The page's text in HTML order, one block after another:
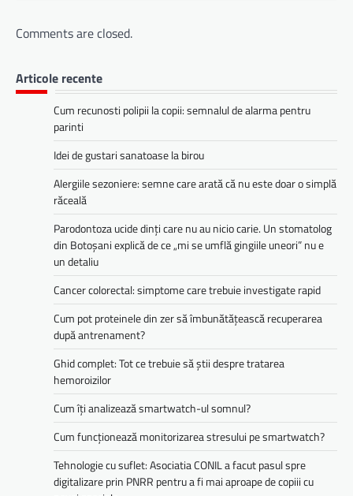
Comments are closed.
Articole recente
Cum recunosti polipii la copii: semnalul de alarma pentru
parinti
Idei de gustari sanatoase la birou
Alergiile sezoniere: semne care arată că nu este doar o simplă
răceală
Parodontoza ucide dinți care nu au nicio carie. Un stomatolog
din Botoșani explică de ce „mi se umflă gingiile uneori” nu e
un detaliu
Cancer colorectal: simptome care trebuie investigate rapid
Cum pot proteinele din zer să îmbunătățească recuperarea
după antrenament?
Ghid complet: Tot ce trebuie să știi despre tratarea
hemoroizilor
Cum îți analizează smartwatch-ul somnul?
Cum funcționează monitorizarea stresului pe smartwatch?
Tehnologie cu suflet: Asociatia CONIL a facut pasul spre
digitalizare prin PNRR pentru a fi mai aproape de copiii cu